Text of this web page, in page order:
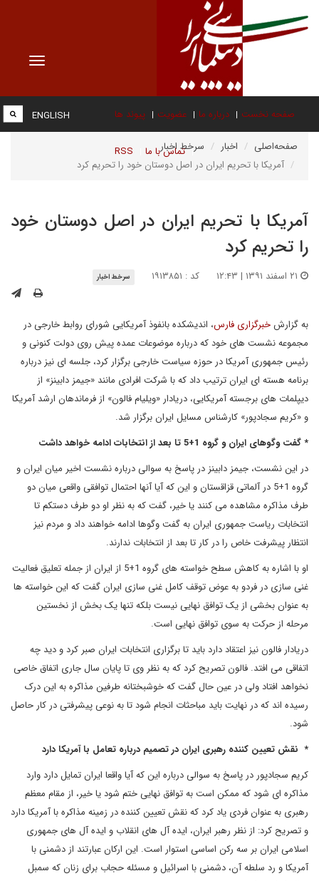
Toggle
صفحه نخست درباره ما عضویت پیوند ها
تماس با ما RSS
ENGLISH
صفحه‌اصلی اخبار
سرخط اخبار
آمریکا با تحریم ایران در اصل دوستان خود را تحریم کرد
آمریکا با تحریم ایران در اصل دوستان خود
را تحریم کرد
کد : ۱۹۱۳۸۵۱ سرخط اخبار
به گزارشخبرگزاری فارس، اندیشکده بانفوذ آمریکایی شورای روابط خارجی در
مجموعه نشست های خود که درباره موضوعات عمده پیش روی دولت کنونی و
رئیس جمهوری آمریکا در حوزه سیاست خارجی برگزار کرد، جلسه ای نیز درباره
برنامه هسته ای ایران ترتیب داد که با شرکت افرادی مانند «جیمز دابینز» از
دیپلمات های برجسته آمریکایی، دریادار «ویلیام فالون» از فرماندهان ارشد آمریکا
و «کریم سجادپور» کارشناس مسایل ایران برگزار شد.
* گفت وگوهای ایران و گروه 1+5 تا بعد از انتخابات ادامه خواهد داشت
در این نشست، جیمز دابینز در پاسخ به سوالی درباره نشست اخیر میان ایران و
گروه 1+5 در آلماتی قزاقستان و این که آیا آنها احتمال توافقی واقعی میان دو
طرف مذاکره مشاهده می کنند یا خیر، گفت که به نظر او دو طرف دستکم تا
انتخابات ریاست جمهوری ایران به گفت وگوها ادامه خواهند داد و مردم نیز
انتظار پیشرفت خاص را در کار تا بعد از انتخابات ندارند.
او با اشاره به کاهش سطح خواسته های گروه 1+5 از ایران از جمله تعلیق فعالیت
غنی سازی در فردو به عوض توقف کامل غنی سازی ایران گفت که این خواسته ها
به عنوان بخشی از یک توافق نهایی نیست بلکه تنها یک بخش از نخستین
مرحله از حرکت به سوی توافق نهایی است.
دریادار فالون نیز اعتقاد دارد باید تا برگزاری انتخابات ایران صبر کرد و دید چه
اتفاقی می افتد. فالون تصریح کرد که به نظر وی تا پایان سال جاری اتفاق خاصی
نخواهد افتاد ولی در عین حال گفت که خوشبختانه طرفین مذاکره به این درک
رسیده اند که در نهایت باید مباحثات انجام شود تا به نوعی پیشرفتی در کار حاصل
شود.
* نقش تعیین کننده رهبری ایران در تصمیم درباره تعامل با آمریکا دارد
کریم سجادپور در پاسخ به سوالی درباره این که آیا واقعا ایران تمایل دارد وارد
مذاکره ای شود که ممکن است به توافق نهایی ختم شود یا خیر، از مقام معظم
رهبری به عنوان فردی یاد کرد که نقش تعیین کننده در زمینه مذاکره با آمریکا دارد
و تصریح کرد: از نظر رهبر ایران، ایده آل های انقلاب و ایده آل های جمهوری
اسلامی ایران بر سه رکن اساسی استوار است. این ارکان عبارتند از دشمنی با
آمریکا و رد سلطه آن، دشمنی با اسرائیل و مسئله حجاب برای زنان که سمبل